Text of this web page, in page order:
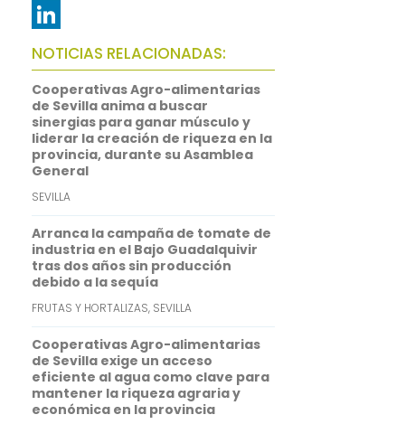
e
o
o
k
t
e
r
m
i
l
W
a
t
s
A
p
i
n
k
e
I
n
NOTICIAS RELACIONADAS:
Cooperativas Agro-alimentarias
de Sevilla anima a buscar
sinergias para ganar músculo y
liderar la creación de riqueza en la
provincia, durante su Asamblea
General
SEVILLA
Arranca la campaña de tomate de
industria en el Bajo Guadalquivir
tras dos años sin producción
debido a la sequía
FRUTAS Y HORTALIZAS, SEVILLA
Cooperativas Agro-alimentarias
de Sevilla exige un acceso
eficiente al agua como clave para
mantener la riqueza agraria y
económica en la provincia